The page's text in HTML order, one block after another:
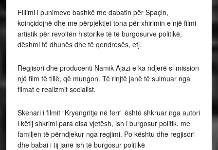
Fillimi i punimeve bashkë me dabatin për Spaçin,
koinçidojnë dhe me përpjektjet tona për xhirimin e një filmi
artistik për revoltën historike të të burgosurve politikë,
dëshmi të dhunës dhe të qendresës, etj.
Regjisori dhe producenti Namik Ajazi e ka ndjerë si mission
një film të tillë, që mungon. Të rinjtë janë të sulmuar nga
filmat e realizmit socialist.
Skenari i filmit “Kryengritje në ferr” është shkruar nga autori
i këtij shkrimi para disa vjetësh, ish i burgosur politik, me
familjen të përndjekur nga regjimi. Po kështu dhe regjisori
dhe babai i tij janë ish të burgosur politikë